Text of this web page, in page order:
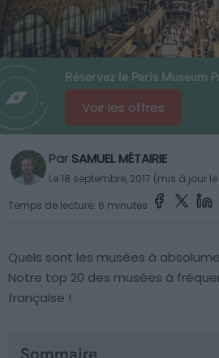
Réservez le Paris Museum
Voir les offres
Par SAMUEL MÉTAIRIE
Le 18 septembre, 2017 (mis à jour
Temps de lecture: 6 minutes
Quels sont les musées à
Notre top 20 des musées à
française !